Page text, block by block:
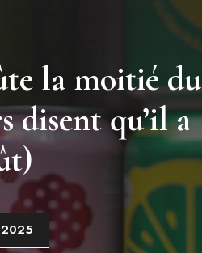
la moitié du
disent qu’il a